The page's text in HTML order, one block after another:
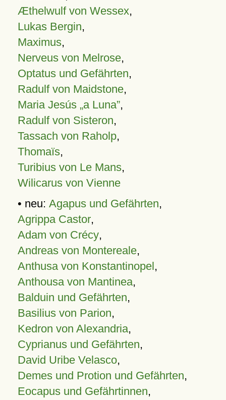
Æthelwulf von Wessex,
Lukas Bergin,
Maximus,
Nerveus von Melrose,
Optatus und Gefährten,
Radulf von Maidstone,
Maria Jesús „a Luna”,
Radulf von Sisteron,
Tassach von Raholp,
Thomaïs,
Turibius von Le Mans,
Wilicarus von Vienne
• neu: Agapus und Gefährten,
Agrippa Castor,
Adam von Crécy,
Andreas von Montereale,
Anthusa von Konstantinopel,
Anthousa von Mantinea,
Balduin und Gefährten,
Basilius von Parion,
Kedron von Alexandria,
Cyprianus und Gefährten,
David Uribe Velasco,
Demes und Protion und Gefährten,
Eocapus und Gefährtinnen,